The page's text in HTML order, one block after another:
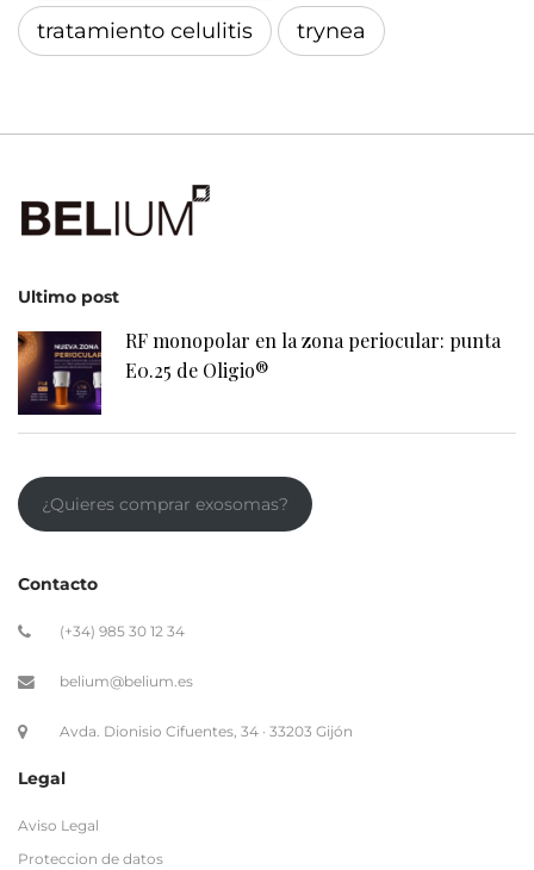
tratamiento celulitis trynea
Ultimo post
RF monopolar en la zona periocular: punta
E0.25 de Oligio®
¿Quieres comprar exosomas?
Contacto
(+34) 985 30 12 34
belium@belium.es
Avda. Dionisio Cifuentes, 34 · 33203 Gijón
Legal
Aviso Legal
Proteccion de datos